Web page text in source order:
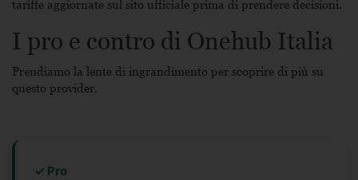
tariffe aggiornate sul sito ufficiale prima di prendere decisioni.
I pro e contro di Onehub Italia
Prendiamo la lente di ingrandimento per scoprire di più su
questo provider.
✓ Pro